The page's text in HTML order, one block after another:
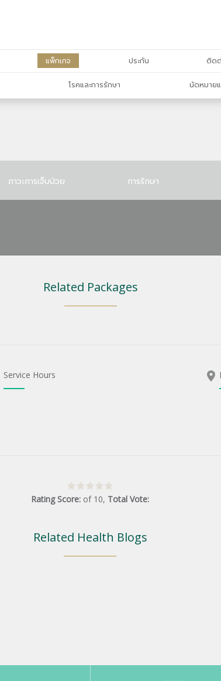
แพ็กเกจ ประกัน ติดต่
โรคและการรักษา นัดหมาย
ภาวะการเจ็บป่วย การรักษา
Related Packages
Service Hours
Rating Score: of 10, Total Vote:
Related Health Blogs